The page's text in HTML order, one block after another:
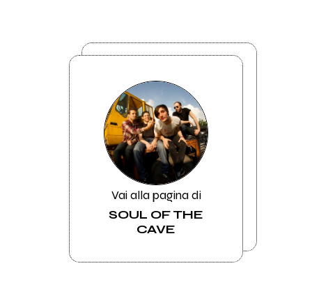
Vai alla pagina di
SOUL OF THE
CAVE